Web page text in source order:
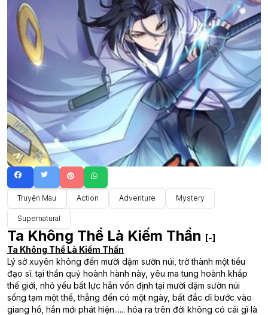
Truyện Màu Action Adventure Mystery
Supernatural
Ta Không Thể Là Kiếm Thần [-]
Ta Không Thể Là Kiếm Thần
Lý sở xuyên không đến mười dặm sườn núi, trở thành một tiểu
đạo sĩ. tại thần quỷ hoành hành này, yêu ma tung hoành khắp
thế giới, nhỏ yếu bất lực hắn vốn định tại mười dặm sườn núi
sống tạm một thế, thẳng đến có một ngày, bất đắc dĩ bước vào
giang hồ, hắn mới phát hiện...... hóa ra trên đời không có cái gì là